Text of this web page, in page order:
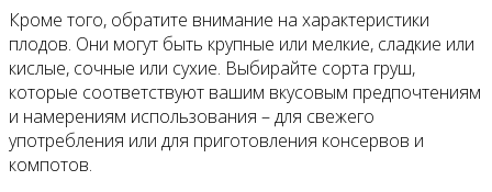
Кроме того, обратите внимание на характеристики
плодов. Они могут быть крупные или мелкие, сладкие или
кислые, сочные или сухие. Выбирайте сорта груш,
которые соответствуют вашим вкусовым предпочтениям
и намерениям использования – для свежего
употребления или для приготовления консервов и
компотов.